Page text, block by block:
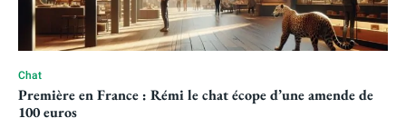
Chat
Première en France : Rémi le chat écope d’une amende de
100 euros